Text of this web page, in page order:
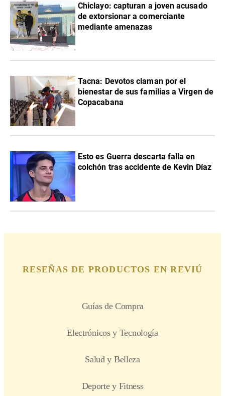
Chiclayo: capturan a joven acusado
de extorsionar a comerciante
mediante amenazas
Tacna: Devotos claman por el
bienestar de sus familias a Virgen de
Copacabana
Esto es Guerra descarta falla en
colchón tras accidente de Kevin Díaz